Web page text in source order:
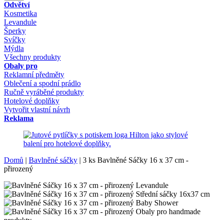
Odvětví
Kosmetika
Levandule
Šperky
Svíčky
Mýdla
Všechny produkty
Obaly pro
Reklamní předměty
Oblečení a spodní prádlo
Ručně vyráběné produkty
Hotelové doplňky
Vytvořit vlastní návrh
Reklama
Domů | Bavlněné sáčky | 3 ks Bavlněné Sáčky 16 x 37 cm -
přirozený